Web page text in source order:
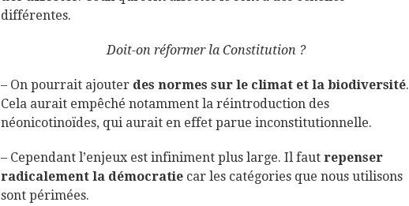
différentes.
Doit-on réformer la Constitution ?
– On pourrait ajouter des normes sur le climat et la biodiversité.
Cela aurait empêché notamment la réintroduction des
néonicotinoïdes, qui aurait en effet parue inconstitutionnelle.
– Cependant l’enjeux est infiniment plus large. Il faut repenser
radicalement la démocratie car les catégories que nous utilisons
sont périmées.